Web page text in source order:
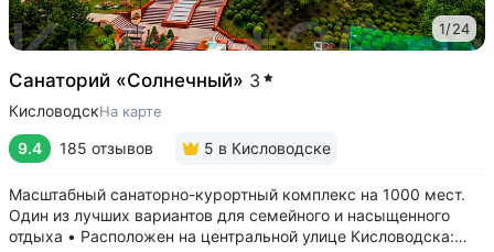
1/24
Санаторий «Солнечный» 3
КисловодскНа карте
9.4 185 отзывов 5 в Кисловодске
Масштабный санаторно-курортный комплекс на 1000 мест.
Один из лучших вариантов для семейного и насыщенного
отдыха • Расположен на центральной улице Кисловодска: